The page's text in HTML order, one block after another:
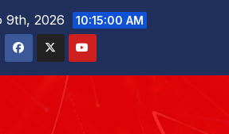
9th, 2026 10:15:02 AM